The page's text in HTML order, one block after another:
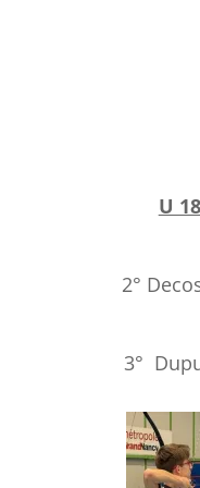
U
2°
3°